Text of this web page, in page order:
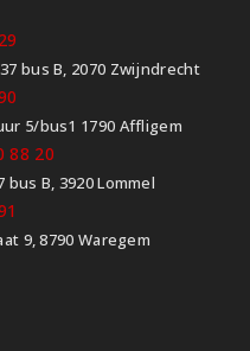
bus B, 2070 Zwijndrecht
5/bus1 1790 Affligem
88 20
bus B, 3920 Lommel
9, 8790 Waregem